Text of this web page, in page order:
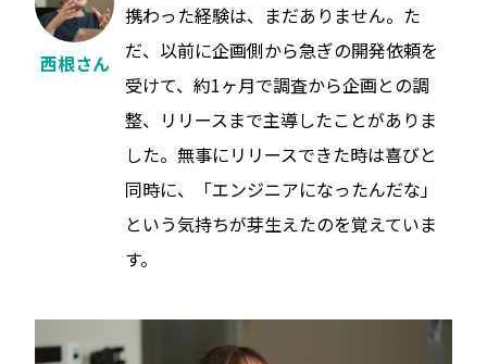
西根さん
携わった経験は、まだありません。た
だ、以前に企画側から急ぎの開発依頼を
受けて、約1ヶ月で調査から企画との調
整、リリースまで主導したことがありま
した。無事にリリースできた時は喜びと
同時に、「エンジニアになったんだな」
という気持ちが芽生えたのを覚えていま
す。